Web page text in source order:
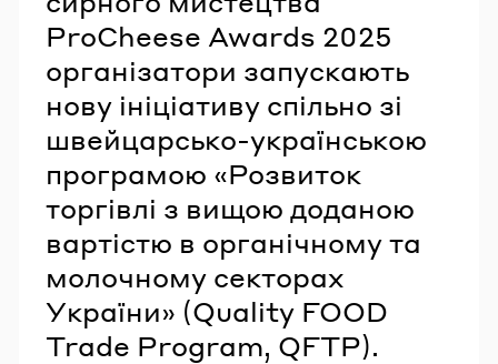
ProCheese Awards 2025
організатори запускають
нову ініціативу спільно зі
швейцарсько-українською
програмою «Розвиток
торгівлі з вищою доданою
вартістю в органічному та
молочному секторах
України» (Quality FOOD
Trade Program, QFTP).